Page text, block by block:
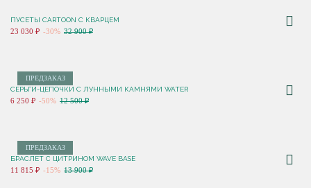
ПУСЕТЫ CARTOON С КВАРЦЕМ
23 030 ₽ -30% 32 900 ₽
ПРЕДЗАКАЗ
СЕРЬГИ-ЦЕПОЧКИ С ЛУННЫМИ КАМНЯМИ WATER
6 250 ₽ -50% 12 500 ₽
ПРЕДЗАКАЗ
БРАСЛЕТ С ЦИТРИНОМ WAVE BASE
11 815 ₽ -15% 13 900 ₽